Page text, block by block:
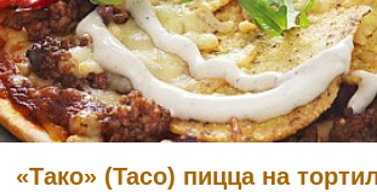
«Тако» (Taco) пицца на